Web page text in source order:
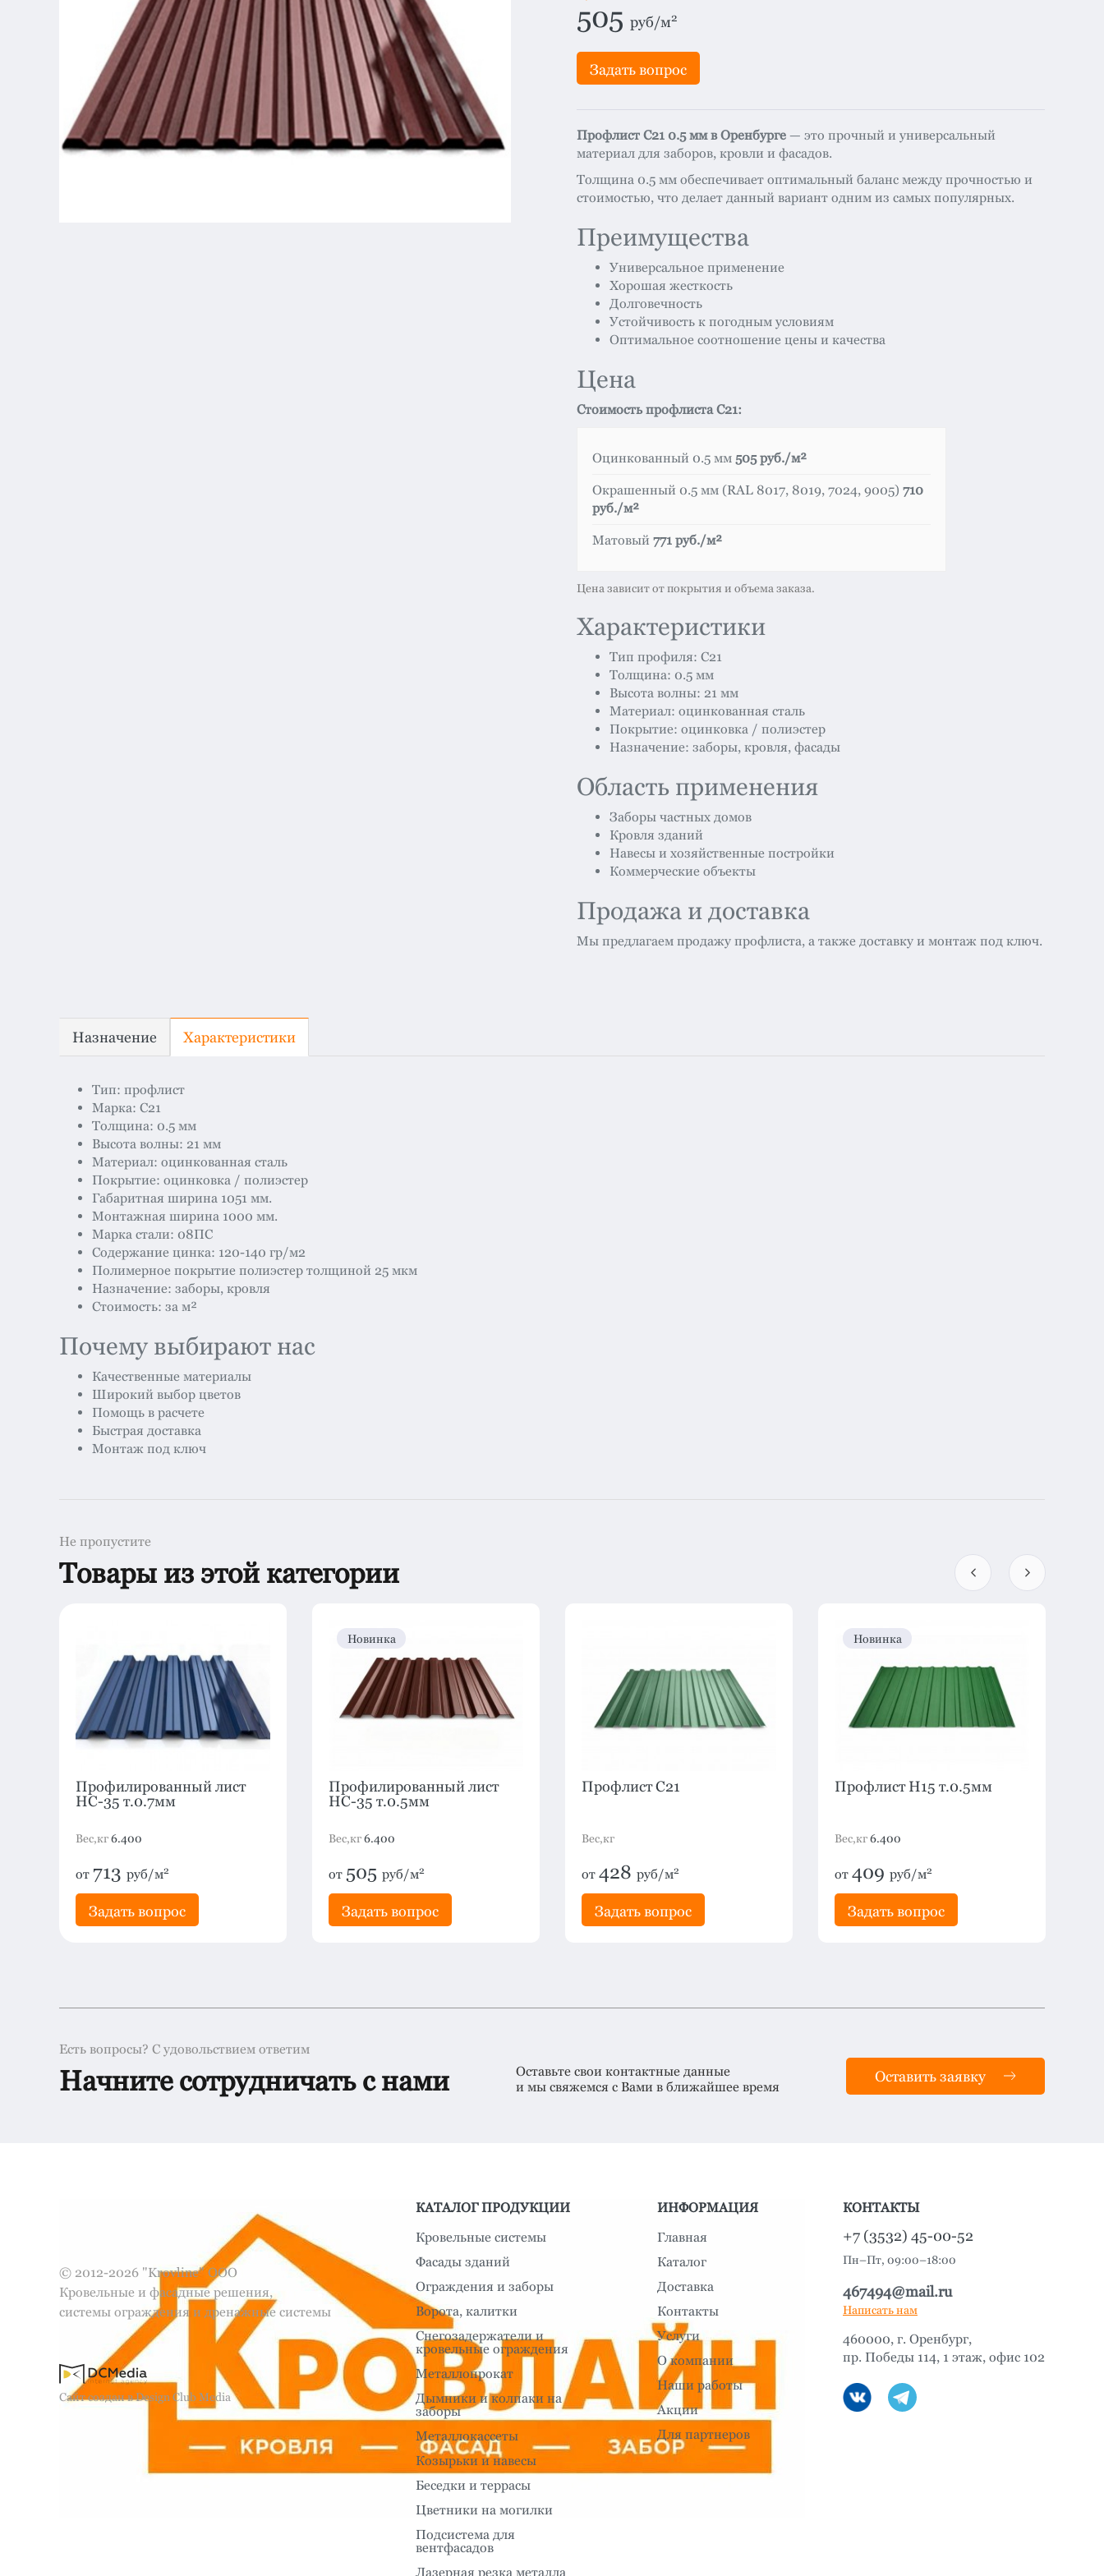
Фальцевая
кровля
505 руб/м2
Задать вопрос
Профлист С21 0.5 мм в Оренбурге — это прочный и универсальный
материал для заборов, кровли и фасадов.
Толщина 0.5 мм обеспечивает оптимальный баланс между прочностью и
стоимостью, что делает данный вариант одним из самых популярных.
Преимущества
Универсальное применение
Хорошая жесткость
Долговечность
Устойчивость к погодным условиям
Оптимальное соотношение цены и качества
Цена
Стоимость профлиста С21:
Оцинкованный 0.5 мм 505 руб./м²
Окрашенный 0.5 мм (RAL 8017, 8019, 7024, 9005) 710
руб./м²
Матовый 771 руб./м²
Цена зависит от покрытия и объема заказа.
Характеристики
Тип профиля: С21
Толщина: 0.5 мм
Высота волны: 21 мм
Материал: оцинкованная сталь
Покрытие: оцинковка / полиэстер
Назначение: заборы, кровля, фасады
Область применения
Заборы частных домов
Кровля зданий
Навесы и хозяйственные постройки
Коммерческие объекты
Продажа и доставка
Мы предлагаем продажу профлиста, а также доставку и монтаж под ключ.
Назначение Характеристики
Тип: профлист
Марка: С21
Толщина: 0.5 мм
Высота волны: 21 мм
Материал: оцинкованная сталь
Покрытие: оцинковка / полиэстер
Габаритная ширина 1051 мм.
Монтажная ширина 1000 мм.
Марка стали: 08ПС
Содержание цинка: 120-140 гр/м2
Полимерное покрытие полиэстер толщиной 25 мкм
Назначение: заборы, кровля
Стоимость: за м²
Почему выбирают нас
Качественные материалы
Широкий выбор цветов
Помощь в расчете
Быстрая доставка
Монтаж под ключ
Не пропустите
Товары из этой категории
Профилированный лист
HC-35 т.0.7мм
Вес,кг6.400
от 713 руб/м2
Задать вопрос
Новинка
Профилированный лист
HC-35 т.0.5мм
Вес,кг6.400
от 505 руб/м2
Задать вопрос
Профлист C21
Вес,кг
от 428 руб/м2
Задать вопрос
Новинка
Профлист H15 т.0.5мм
Вес,кг6.400
от 409 руб/м2
Задать вопрос
Есть вопросы? С удовольствием ответим
Начните сотрудничать с нами
Оставьте свои контактные данные
и мы свяжемся с Вами в ближайшее время
Оставить заявку
© 2012-2026 "Krovline" ООО
Кровельные и фасадные решения,
системы ограждения и дренажные системы
Сайт создан в Design Club Media
КАТАЛОГ ПРОДУКЦИИ
Кровельные системы
Фасады зданий
Ограждения и заборы
Ворота, калитки
Снегозадержатели и
кровельные ограждения
Металлопрокат
Дымники и колпаки на
заборы
Металлокассеты
Козырьки и навесы
Беседки и террасы
Цветники на могилки
Подсистема для
вентфасадов
Лазерная резка металла
ИНФОРМАЦИЯ
Главная
Каталог
Доставка
Контакты
Услуги
О компании
Наши работы
Акции
Для партнеров
КОНТАКТЫ
+7 (3532) 45-00-52
Пн–Пт, 09:00–18:00
467494@mail.ru
Написать нам
460000, г. Оренбург,
пр. Победы 114, 1 этаж, офис 102